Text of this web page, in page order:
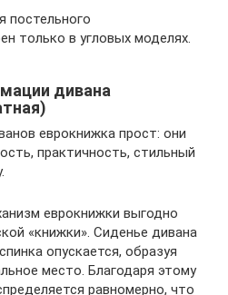
постельного
только в угловых моделях.
дивана
еврокнижка прост: они
практичность, стильный
еврокнижки выгодно
«книжки». Сиденье дивана
опускается, образуя
место. Благодаря этому
равномерно, что